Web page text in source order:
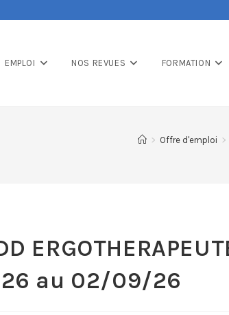
EMPLOI NOS REVUES FORMATION
> Offre d'emploi >
au 02/09/26